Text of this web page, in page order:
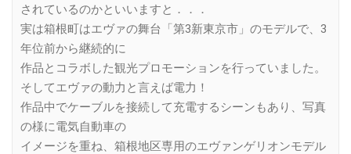
されているのかといいますと．．．
実は箱根町はエヴァの舞台「第3新東京市」のモデルで、3
年位前から継続的に
作品とコラボした観光プロモーションを行っていました。
そしてエヴァの動力と言えば電力！
作品中でケーブルを接続して充電するシーンもあり、写真
の様に電気自動車の
イメージを重ね、箱根地区専用のエヴァンゲリオンモデル